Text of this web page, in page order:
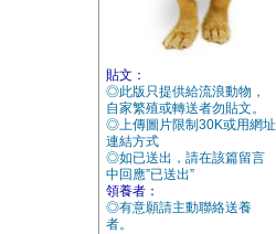
貼文：
◎此版只提供給流浪動物，
自家繁殖或轉送者勿貼文。
◎上傳圖片限制30K或用網址
連結方式
◎如已送出，請在該篇留言
中回應”已送出”
領養者：
◎有意願請主動聯絡送養
者。